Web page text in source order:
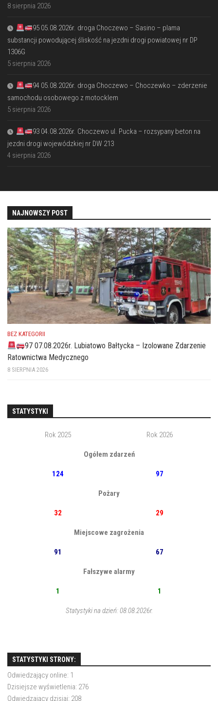
8 sierpnia 2026
95 05.08.2026r. droga Choczewo – Sasino – plama
substancji powodującej śliskość na jezdni drogi powiatowej nr DP
1306G
5 sierpnia 2026
94 05.08.2026r. droga Choczewo – Choczewko – zderzenie
samochodu osobowego z motocklem
5 sierpnia 2026
93 04.08.2026r. Choczewo ul. Pucka – rozsypany beton na
jezdni drogi wojewódzkiej nr DW 213
4 sierpnia 2026
NAJNOWSZY POST
BEZ KATEGORII
97 07.08.2026r. Lubiatowo Bałtycka – Izolowane Zdarzenie
Ratownictwa Medycznego
8 SIERPNIA 2026
STATYSTYKI
Rok 2025 Rok 2026
Ogółem zdarzeń
124 97
Pożary
32 29
Miejscowe zagrożenia
91 67
Fałszywe alarmy
1 1
Statystyki na dzień: 08.08.2026r.
STATYSTYKI STRONY:
Odwiedzający online: 1
Dzisiejsze wyświetlenia: 276
Odwiedzający dzisiaj: 208